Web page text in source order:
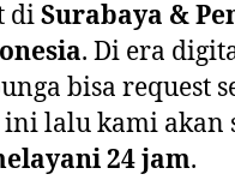
diSurabaya &
. Di era
bisa request
lalu kami akan
24 jam.